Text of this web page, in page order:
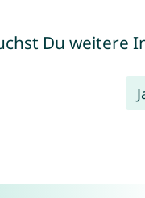
Du weitere